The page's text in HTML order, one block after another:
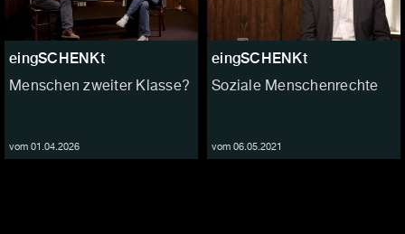
eingSCHENKt
Menschen zweiter Klasse?
vom 01.04.2026
eingSCHENKt
Soziale Menschenrechte
vom 06.05.2021